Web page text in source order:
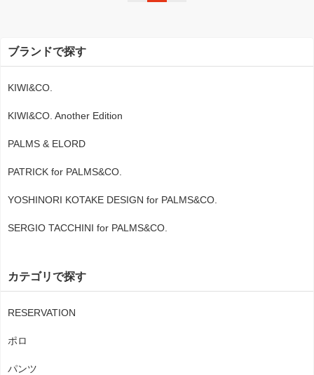
ブランドで探す
KIWI&CO.
KIWI&CO. Another Edition
PALMS & ELORD
PATRICK for PALMS&CO.
YOSHINORI KOTAKE DESIGN for PALMS&CO.
SERGIO TACCHINI for PALMS&CO.
カテゴリで探す
RESERVATION
ポロ
パンツ